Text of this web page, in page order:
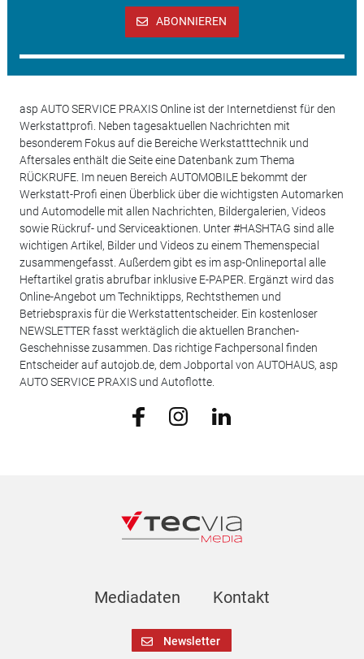
ABONNIEREN
asp AUTO SERVICE PRAXIS Online ist der Internetdienst für den
Werkstattprofi. Neben tagesaktuellen Nachrichten mit
besonderem Fokus auf die Bereiche Werkstatttechnik und
Aftersales enthält die Seite eine Datenbank zum Thema
RÜCKRUFE. Im neuen Bereich AUTOMOBILE bekommt der
Werkstatt-Profi einen Überblick über die wichtigsten Automarken
und Automodelle mit allen Nachrichten, Bildergalerien, Videos
sowie Rückruf- und Serviceaktionen. Unter #HASHTAG sind alle
wichtigen Artikel, Bilder und Videos zu einem Themenspecial
zusammengefasst. Außerdem gibt es im asp-Onlineportal alle
Heftartikel gratis abrufbar inklusive E-PAPER. Ergänzt wird das
Online-Angebot um Techniktipps, Rechtsthemen und
Betriebspraxis für die Werkstattentscheider. Ein kostenloser
NEWSLETTER fasst werktäglich die aktuellen Branchen-
Geschehnisse zusammen. Das richtige Fachpersonal finden
Entscheider auf autojob.de, dem Jobportal von AUTOHAUS, asp
AUTO SERVICE PRAXIS und Autoflotte.
Mediadaten Kontakt
Newsletter